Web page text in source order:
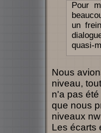
Pour
un
quasi-
Nous
niveau,
n'a pas
que nous
niveaux
Les écarts